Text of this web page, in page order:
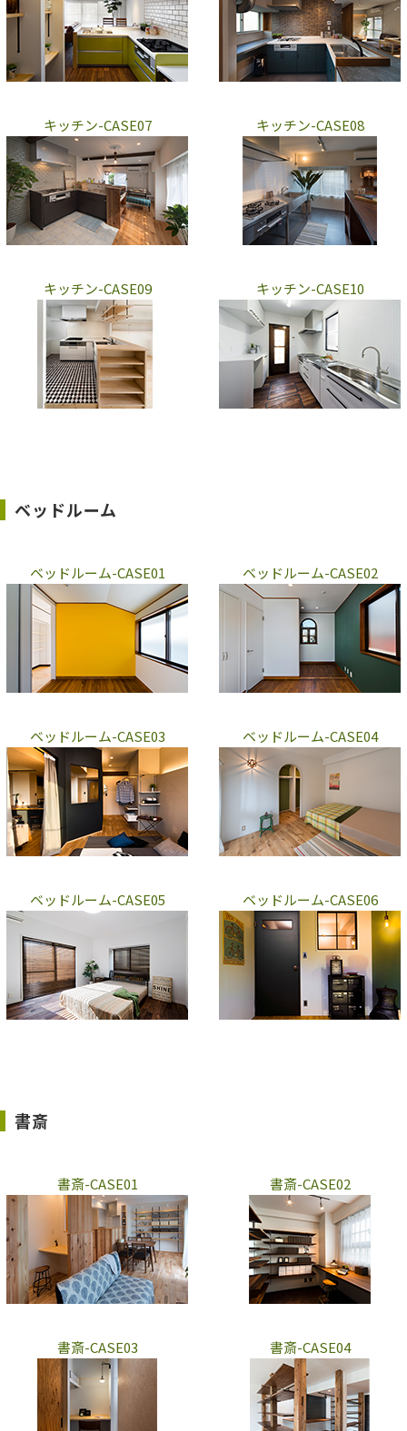
キッチン-CASE07 キッチン-CASE08
キッチン-CASE09 キッチン-CASE10
ベッドルーム
ベッドルーム-CASE01 ベッドルーム-CASE02
ベッドルーム-CASE03 ベッドルーム-CASE04
ベッドルーム-CASE05 ベッドルーム-CASE06
書斎
書斎-CASE01 書斎-CASE02
書斎-CASE03 書斎-CASE04